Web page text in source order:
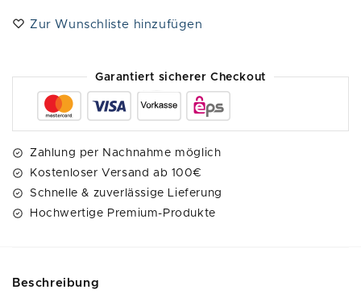
Zur Wunschliste hinzufügen
Garantiert sicherer Checkout
Zahlung per Nachnahme möglich
Kostenloser Versand ab 100€
Schnelle & zuverlässige Lieferung
Hochwertige Premium-Produkte
Beschreibung